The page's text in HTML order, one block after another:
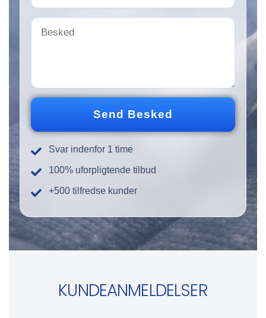
l
*
l
e
u
m
e
B
d
*
Send Besked
Svar indenfor 1 time
100% uforpligtende tilbud
+500 tilfredse kunder
KUNDEANMELDELSER